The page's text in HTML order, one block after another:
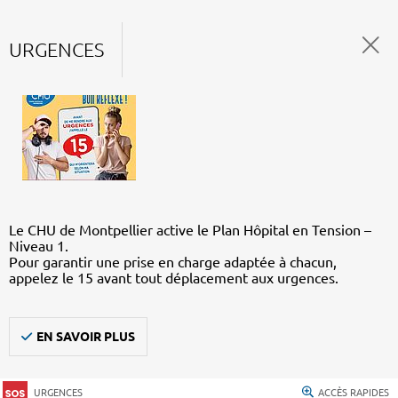
URGENCES
Le CHU de Montpellier active le Plan Hôpital en Tension –
Niveau 1.
Pour garantir une prise en charge adaptée à chacun,
appelez le 15 avant tout déplacement aux urgences.
EN SAVOIR PLUS
URGENCES ACCÈS RAPIDES